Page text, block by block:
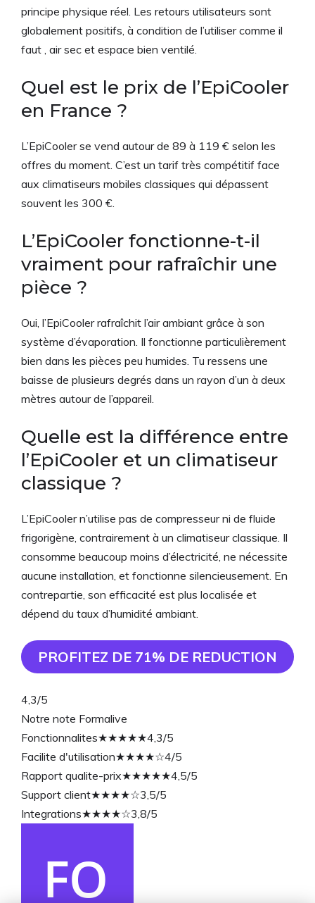
principe physique réel. Les retours utilisateurs sont
globalement positifs, à condition de l’utiliser comme il
faut , air sec et espace bien ventilé.
Quel est le prix de l’EpiCooler
en France ?
L’EpiCooler se vend autour de 89 à 119 € selon les
offres du moment. C’est un tarif très compétitif face
aux climatiseurs mobiles classiques qui dépassent
souvent les 300 €.
L’EpiCooler fonctionne-t-il
vraiment pour rafraîchir une
pièce ?
Oui, l’EpiCooler rafraîchit l’air ambiant grâce à son
système d’évaporation. Il fonctionne particulièrement
bien dans les pièces peu humides. Tu ressens une
baisse de plusieurs degrés dans un rayon d’un à deux
mètres autour de l’appareil.
Quelle est la différence entre
l’EpiCooler et un climatiseur
classique ?
L’EpiCooler n’utilise pas de compresseur ni de fluide
frigorigène, contrairement à un climatiseur classique. Il
consomme beaucoup moins d’électricité, ne nécessite
aucune installation, et fonctionne silencieusement. En
contrepartie, son efficacité est plus localisée et
dépend du taux d’humidité ambiant.
PROFITEZ DE 71% DE REDUCTION
4,3/5
Notre note Formalive
Fonctionnalites★★★★★4,3/5
Facilite d'utilisation★★★★☆4/5
Rapport qualite-prix★★★★★4,5/5
Support client★★★★☆3,5/5
Integrations★★★★☆3,8/5